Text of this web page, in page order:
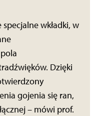
wkładki, w
Dzięki
gojenia się ran,
– mówi prof.